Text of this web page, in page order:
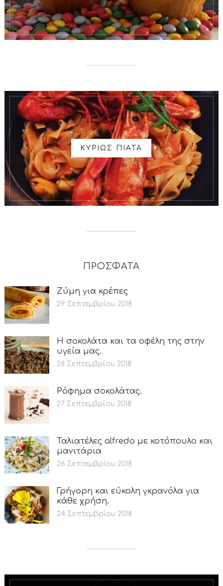
ΚΥΡΙΩΣ ΠΙΑΤΑ
ΠΡΟΣΦΑΤΑ
Ζύμη για κρέπες
29 Σεπτεμβρίου 2018
Η σοκολάτα και τα οφέλη της στην
υγεία μας.
28 Σεπτεμβρίου 2018
Ρόφημα σοκολάτας.
27 Σεπτεμβρίου 2018
Ταλιατέλες alfredo με κοτόπουλο και
μανιτάρια
26 Σεπτεμβρίου 2018
Γρήγορη και εύκολη γκρανόλα για
κάθε χρήση.
24 Σεπτεμβρίου 2018